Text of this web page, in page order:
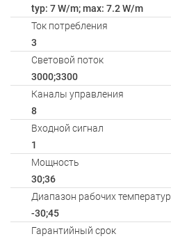
typ: 7 W/m; max: 7.2 W/m
Ток потребления
3
Световой поток
3000;3300
Каналы управления
8
Входной сигнал
1
Мощность
30;36
Диапазон рабочих температур
-30;45
Гарантийный срок